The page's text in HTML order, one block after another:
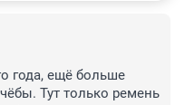
года, ещё больше
Тут только ремень